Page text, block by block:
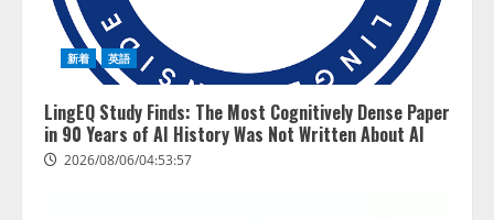
新着 英語
LingEQ Study Finds: The Most Cognitively Dense Paper
in 90 Years of AI History Was Not Written About AI
2026/08/06/04:53:57